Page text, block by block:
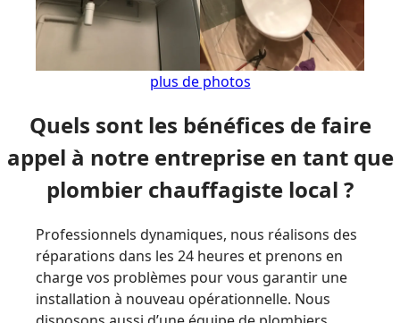
plus de photos
Quels sont les bénéfices de faire
appel à notre entreprise en tant que
plombier chauffagiste local ?
Professionnels dynamiques, nous réalisons des
réparations dans les 24 heures et prenons en
charge vos problèmes pour vous garantir une
installation à nouveau opérationnelle. Nous